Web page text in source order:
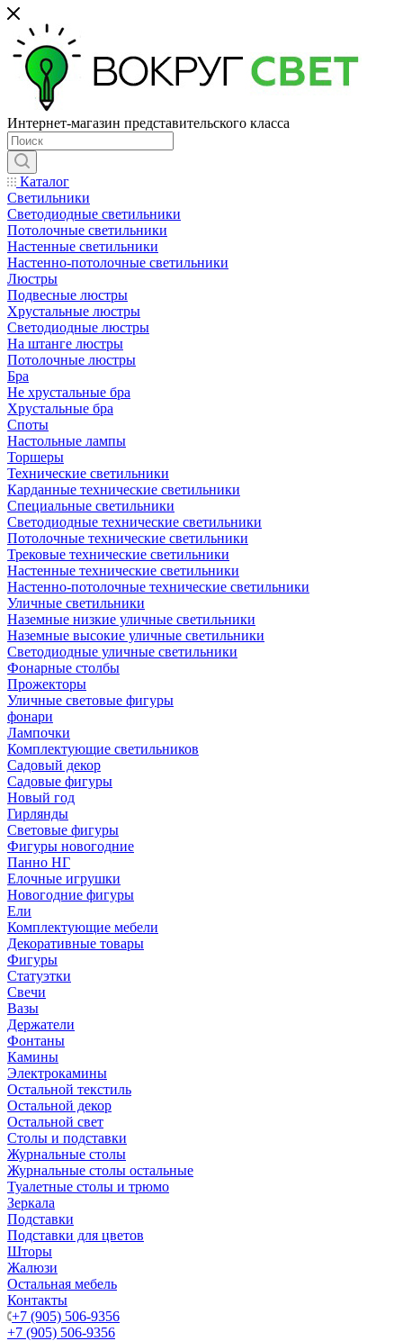
Интернет-магазин представительского класса
Каталог
Светильники
Светодиодные светильники
Потолочные светильники
Настенные светильники
Настенно-потолочные светильники
Люстры
Подвесные люстры
Хрустальные люстры
Светодиодные люстры
На штанге люстры
Потолочные люстры
Бра
Не хрустальные бра
Хрустальные бра
Споты
Настольные лампы
Торшеры
Технические светильники
Карданные технические светильники
Специальные светильники
Светодиодные технические светильники
Потолочные технические светильники
Трековые технические светильники
Настенные технические светильники
Настенно-потолочные технические светильники
Уличные светильники
Наземные низкие уличные светильники
Наземные высокие уличные светильники
Светодиодные уличные светильники
Фонарные столбы
Прожекторы
Уличные световые фигуры
фонари
Лампочки
Комплектующие светильников
Садовый декор
Садовые фигуры
Новый год
Гирлянды
Световые фигуры
Фигуры новогодние
Панно НГ
Елочные игрушки
Новогодние фигуры
Ели
Комплектующие мебели
Декоративные товары
Фигуры
Статуэтки
Свечи
Вазы
Держатели
Фонтаны
Камины
Электрокамины
Остальной текстиль
Остальной декор
Остальной свет
Столы и подставки
Журнальные столы
Журнальные столы остальные
Туалетные столы и трюмо
Зеркала
Подставки
Подставки для цветов
Шторы
Жалюзи
Остальная мебель
Контакты
+7 (905) 506-9356
+7 (905) 506-9356